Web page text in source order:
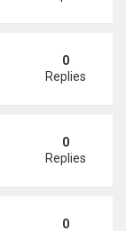
thích nhất
0
Replies
đe dọa của
0
Replies
0